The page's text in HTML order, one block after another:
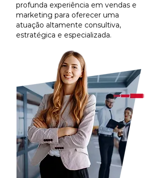
profunda experiência em vendas e
marketing para oferecer uma
atuação altamente consultiva,
estratégica e especializada.